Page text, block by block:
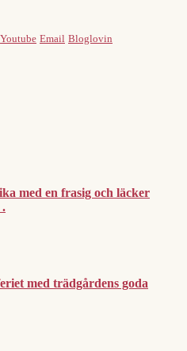
Youtube Email Bloglovin
med en frasig och läcker
.
med trädgårdens goda